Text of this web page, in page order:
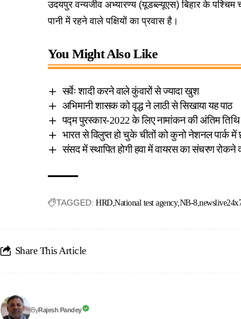
उदयपुर वन्यजीव अभ्यारण्य (यूडब्ल्यूएस) बिहार के
पानी में रहने वाले पक्षियों का प्रवास है।
You Might Also Like
सर्वेः शादी करने वाले कुंवारों से ज्यादा खुश
अभिमानी शासक को वृद्ध ने लाठी से सिखाया यह पाठ
पद्म पुरस्कार-2022 के लिए नामांकन की अंतिम
भारत से विलुप्त हो चुके चीतों को कुनो नेशनल पार्क में
संसद में स्थापित होगी हवा में वायरस का संचरण रोकने
TAGGED: HRD National test agency NB-8
Share This Article
ByRajesh Pandey